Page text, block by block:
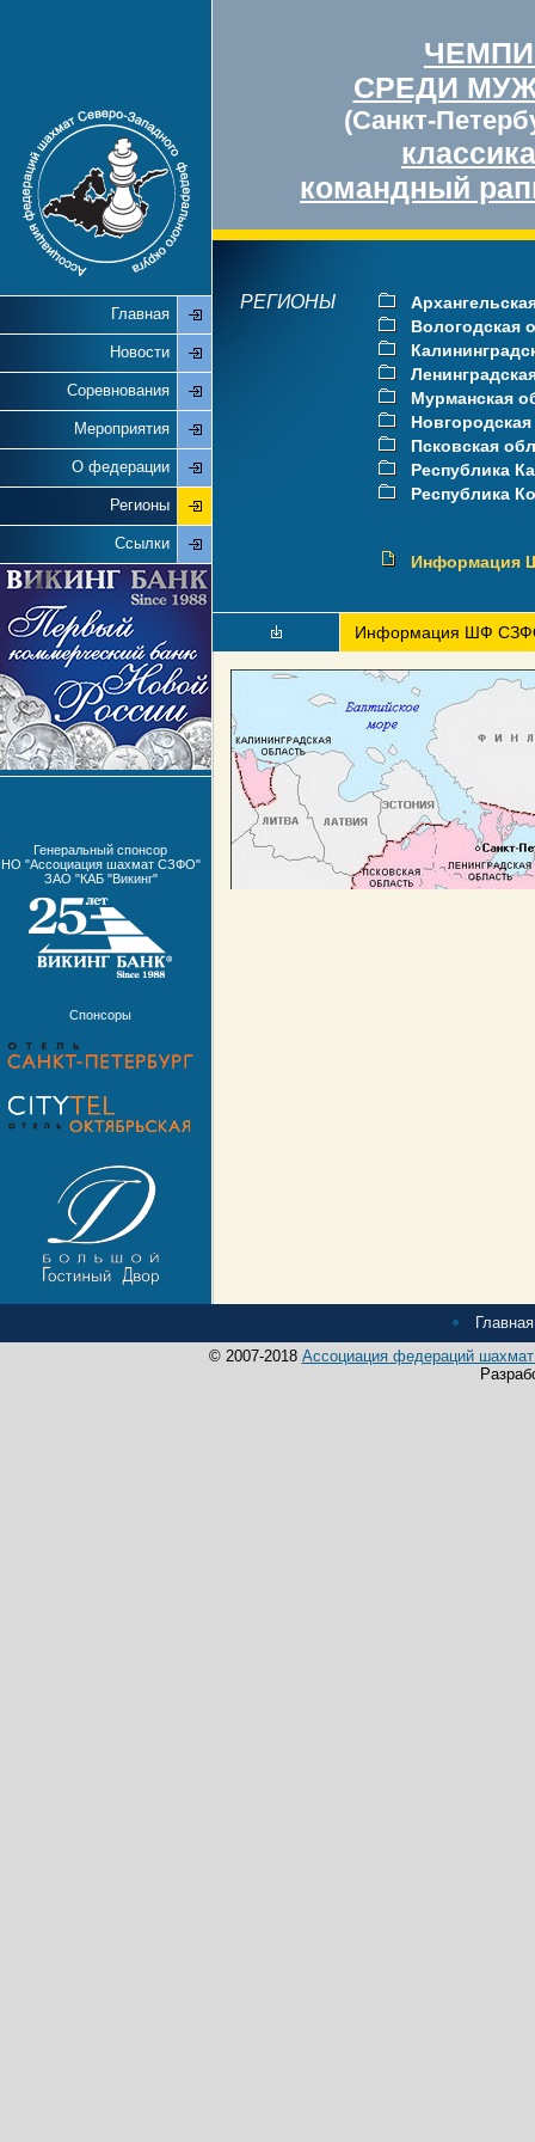
СРЕДИ
(Санкт-
классика
командный
Главная
Новости
Соревнования
Мероприятия
О федерации
Регионы
Ссылки
Генеральный спонсор
НО "Ассоциация шахмат СЗФО"
ЗАО "КАБ "Викинг"
Спонсоры
РЕГИОНЫ
Вологодская
Мурманская
Псковская
Республика
Республика
Информация
Информация ШФ
© 2007-2018 Ассоциация федераций